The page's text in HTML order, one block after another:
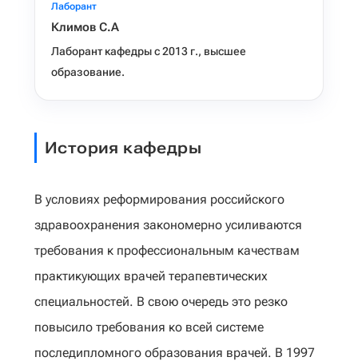
Лаборант
Климов С.А
Лаборант кафедры с 2013 г., высшее
образование.
История кафедры
В условиях реформирования российского
здравоохранения закономерно усиливаются
требования к профессиональным качествам
практикующих врачей терапевтических
специальностей. В свою очередь это резко
повысило требования ко всей системе
последипломного образования врачей. В 1997